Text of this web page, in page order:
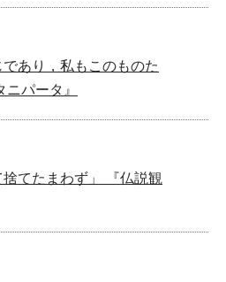
あり，私もこのものた
パータ』
捨てたまわず」 『仏説観